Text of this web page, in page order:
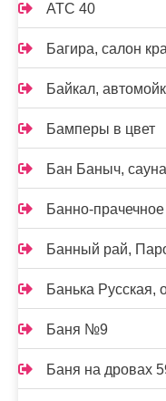
АТС 40
Багира, салон
Байкал,
Бамперы в цвет
Бан Баныч, сауна
Банно-
Банный рай,
Банька Русская,
Баня №9
Баня на дровах